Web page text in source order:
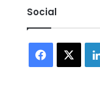
Social
Facebook